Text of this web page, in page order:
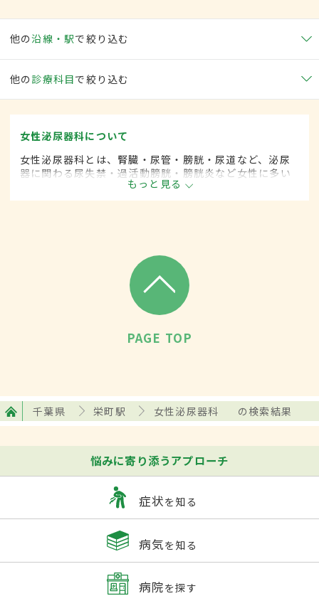
他の沿線・駅で絞り込む
他の 診療科目で絞り込む
女性泌尿器科について
女性泌尿器科とは、腎臓・尿管・膀胱・尿道など、泌尿
器に関わる尿失禁・過活動膀胱・膀胱炎など女性に多い
とされる疾患を専門的に取り扱います。
もっと見る
PAGE TOP
千葉県 栄町駅 女性泌尿器科 の検索結果
悩みに寄り添うアプローチ
症状を知る
病気を知る
病院を探す